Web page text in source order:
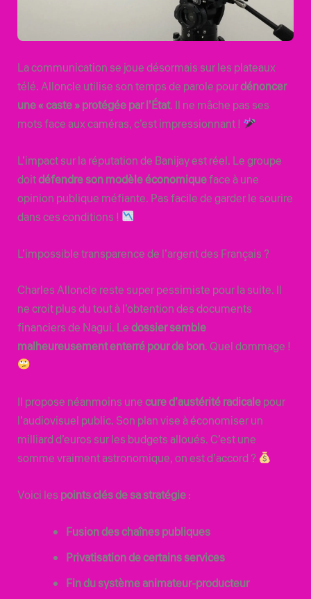
La communication se joue désormais sur les plateaux
télé. Alloncle utilise son temps de parole pourdénoncer
une « caste » protégée par l’État. Il ne mâche pas ses
mots face aux caméras, c’est impressionnant !
L’impact sur la réputation de Banijay est réel. Le groupe
doitdéfendre son modèle économiqueface à une
opinion publique méfiante. Pas facile de garder le sourire
dans ces conditions !
L’impossible transparence de l’argent des Français ?
Charles Alloncle reste super pessimiste pour la suite. Il
ne croit plus du tout à l’obtention des documents
financiers de Nagui. Ledossier semble
malheureusement enterré pour de bon. Quel dommage !
Il propose néanmoins unecure d’austérité radicalepour
l’audiovisuel public. Son plan vise à économiser un
milliard d’euros sur les budgets alloués. C’est une
somme vraiment astronomique, on est d’accord ?
Voici les points clés de sa stratégie:
Fusion des chaînes publiques
Privatisation de certains services
Fin du système animateur-producteur